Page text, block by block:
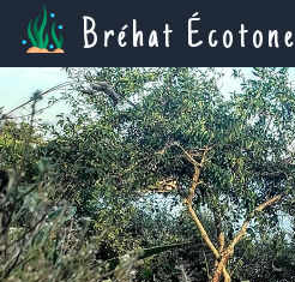
Bréhat Écotone